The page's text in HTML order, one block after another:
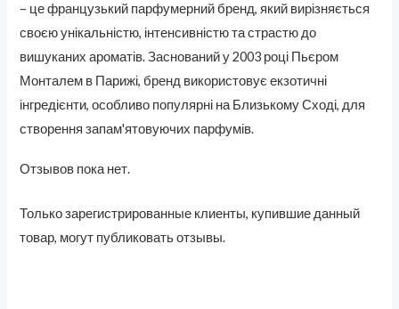
– це французький парфумерний бренд, який вирізняється
своєю унікальністю, інтенсивністю та страстю до
вишуканих ароматів. Заснований у 2003 році Пьєром
Монталем в Парижі, бренд використовує екзотичні
інгредієнти, особливо популярні на Близькому Сході, для
створення запам'ятовуючих парфумів.
Отзывов пока нет.
Только зарегистрированные клиенты, купившие данный
товар, могут публиковать отзывы.